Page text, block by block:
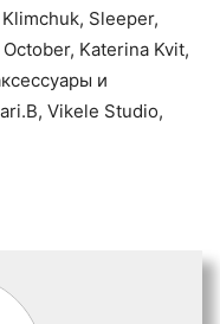
Sleeper,
Katerina Kvit,
и
Vikele Studio,